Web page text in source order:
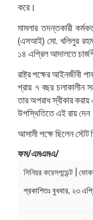
করে।
মামলার তদন্তকারী
(এসআই) মো. খলিলুর
১৪ এপ্রিল আদালতে
রাষ্ট্র পক্ষের আইনজীবী
প্রায় ৭ বছর
তার অপরাধ স্বীকার করায়
উপস্থিতিতে এই রায়
আসামী পক্ষে ছিলেন
ফম/এমএমএ/
সিনিয়র করেসপন্ডেন্ট |
প্রকাশিতঃবুধবার, ২৩
Post
navigation